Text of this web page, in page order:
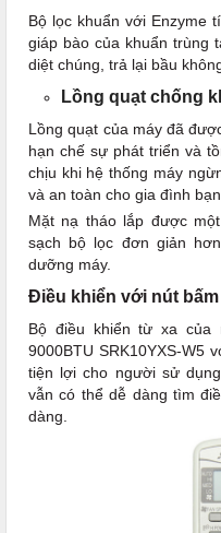
Bộ lọc khuẩn với Enzyme
giáp bào của khuẩn trùng
diệt chúng, trả lại bầu
Lồng quạt chống
Lồng quạt của máy đã
hạn chế sự phát triển và
chịu khi hệ thống máy
và an toàn cho gia đình bạn
Mặt nạ tháo lắp được
sạch bộ lọc đơn giản
dưỡng máy.
Điều khiển với nút
Bộ điều khiển từ xa của
9000BTU SRK10YXS-W5
tiện lợi cho người sử
vẫn có thể dễ dàng tìm
dàng.